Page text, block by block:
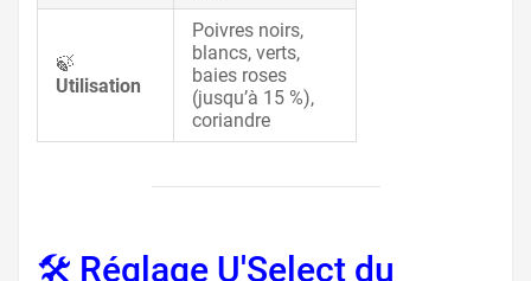
🍃
Utilisation
Poivres noirs,
blancs, verts,
baies roses
(jusqu’à 15 %),
coriandre
🛠️ Réglage U'Select du